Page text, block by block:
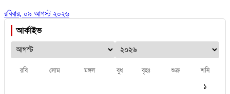
রবিবার, ০৯ আগস্ট ২০২৬
আর্কাইভ
রবি সোম মঙ্গল বুধ বৃহঃ শুক্র শনি
১